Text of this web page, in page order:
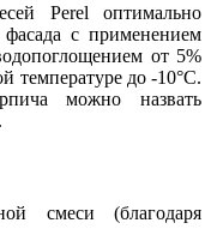
Perel оптимально
фасада с применением
от 5%
температуре до -10°С.
можно назвать
смеси (благодаря